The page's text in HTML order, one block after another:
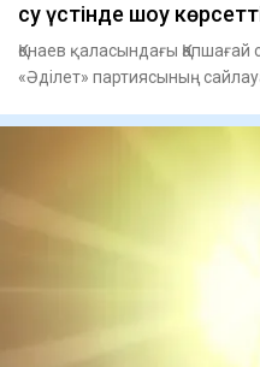
су үстінде шоу
Қонаев қаласындағы
«Әділет» партиясының